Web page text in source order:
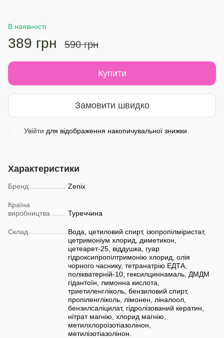
В наявності
389 грн 590 грн
Купити
Замовити швидко
Увійти для відображення накопичувальної знижки
Характеристики
Бренд Zenix
Країна
виробництва
Туреччина
Склад
Вода, цетиловий спирт, ізопропілміристат,
цетримоніум хлорид, диметикон,
цетеарет-25, віддушка, гуар
гідроксипропілтримонію хлорид, олія
чорного часнику, тетранатрію ЕДТА,
полікватерній-10, гексилциннамаль, ДМДМ
гідантоїн, лимонна кислота,
триетиленгліколь, бензиловий спирт,
пропіленгліколь, лімонен, ліналоол,
бензилсаліцилат, гідролізований кератин,
нітрат магнію, хлорид магнію,
метилхлороізотіазолінон,
метилізотіазолінон.